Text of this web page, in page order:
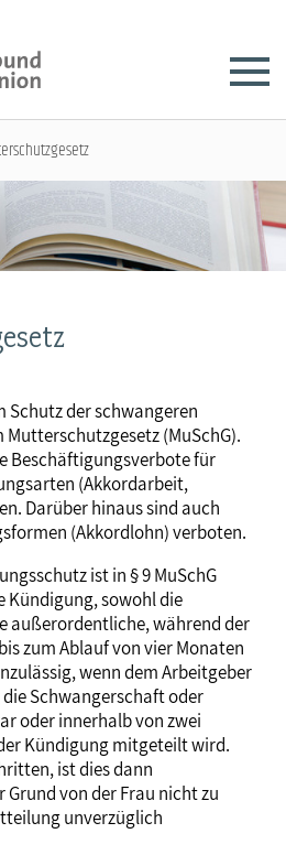
Schutz der schwangeren
(MuSchG).
Beschäftigungsverbote für
(Akkordarbeit,
Darüber hinaus sind auch
(Akkordlohn) verboten.
ist in § 9 MuSchG
Kündigung, sowohl die
außerordentliche, während der
zum Ablauf von vier Monaten
wenn dem Arbeitgeber
Schwangerschaft oder
oder innerhalb von zwei
Kündigung mitgeteilt wird.
ist dies dann
von der Frau nicht zu
unverzüglich